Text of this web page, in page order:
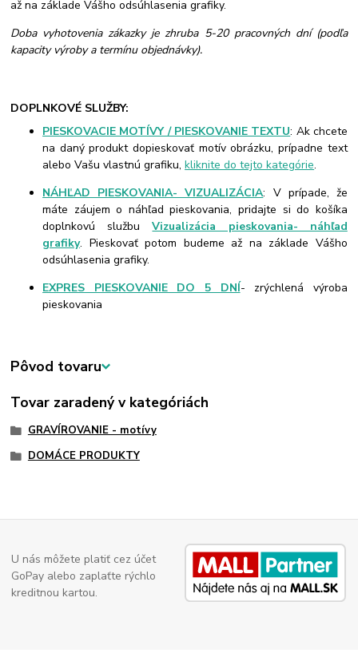
až na základe Vášho odsúhlasenia grafiky.
Doba vyhotovenia zákazky je zhruba 5-20 pracovných dní (podľa
kapacity výroby a termínu objednávky).
DOPLNKOVÉ SLUŽBY:
PIESKOVACIE MOTÍVY / PIESKOVANIE TEXTU: Ak chcete
na daný produkt dopieskovať motív obrázku, prípadne text
alebo Vašu vlastnú grafiku,kliknite do tejto kategórie.
NÁHĽAD PIESKOVANIA- VIZUALIZÁCIA: V prípade, že
máte záujem o náhľad pieskovania, pridajte si do košíka
doplnkovú službuVizualizácia pieskovania- náhľad
grafiky. Pieskovať potom budeme až na základe Vášho
odsúhlasenia grafiky.
EXPRES PIESKOVANIE DO 5 DNÍ- zrýchlená výroba
pieskovania
Pôvod tovaru
Tovar zaradený v kategóriách
GRAVÍROVANIE - motívy
DOMÁCE PRODUKTY
U nás môžete platiť cez účet
GoPay alebo zaplaťte rýchlo
kreditnou kartou.